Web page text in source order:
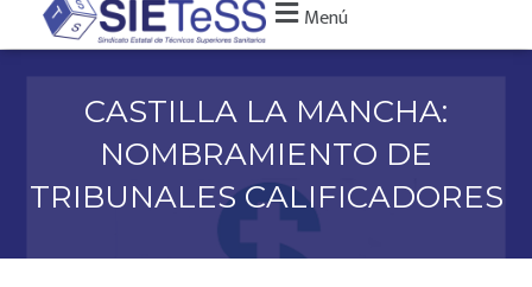
Menú
CASTILLA LA MANCHA:
NOMBRAMIENTO DE
TRIBUNALES CALIFICADORES